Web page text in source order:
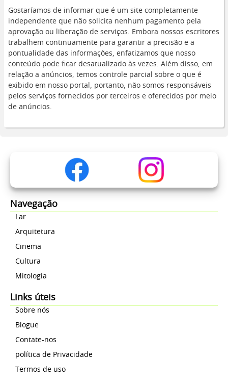
Gostaríamos de informar que é um site completamente
independente que não solicita nenhum pagamento pela
aprovação ou liberação de serviços. Embora nossos escritores
trabalhem continuamente para garantir a precisão e a
pontualidade das informações, enfatizamos que nosso
conteúdo pode ficar desatualizado às vezes. Além disso, em
relação a anúncios, temos controle parcial sobre o que é
exibido em nosso portal, portanto, não somos responsáveis
pelos serviços fornecidos por terceiros e oferecidos por meio
de anúncios.
Navegação
Lar
Arquitetura
Cinema
Cultura
Mitologia
Links úteis
Sobre nós
Blogue
Contate-nos
política de Privacidade
Termos de uso